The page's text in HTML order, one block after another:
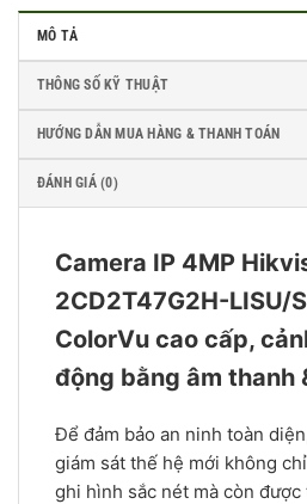
MÔ TẢ
THÔNG SỐ KỸ THUẬT
HƯỚNG DẪN MUA HÀNG & THANH TOÁN
ĐÁNH GIÁ (0)
Camera IP 4MP
2CD2T47G2H-LISU/
ColorVu cao cấp,
động bằng âm thanh
Để đảm bảo an ninh toàn
giám sát thế hệ mới không
ghi hình sắc nét mà còn